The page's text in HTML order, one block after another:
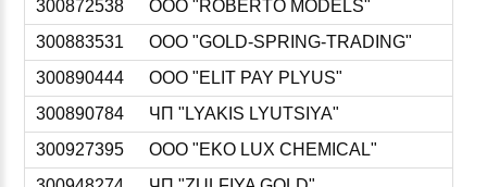
300872538
ООО "ROBERTO MODELS"
300883531
ООО "GOLD-SPRING-TRADING"
300890444
ООО "ELIT PAY PLYUS"
300890784
ЧП "LYAKIS LYUTSIYA"
300927395
ООО "EKO LUX CHEMICAL"